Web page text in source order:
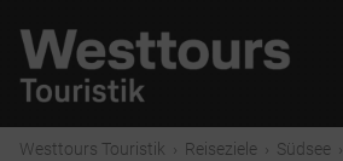
Westtours Touristik › Reiseziele › Südsee ›